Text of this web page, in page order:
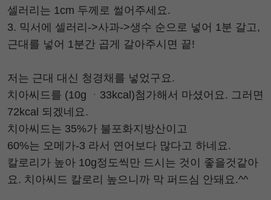
셀러리는 1cm 두께로 썰어주세요.
3. 믹서에 셀러리->사과->생수 순으로 넣어 1분 갈고,
근대를 넣어 1분간 곱게 갈아주시면 끝!
저는 근대 대신 청경채를 넣었구요.
치아씨드를 (10g ᆞ33kcal)첨가해서 마셨어요. 그러면
72kcal 되겠네요.
치아씨드는 35%가 불포화지방산이고
60%는 오메가-3 라서 연어보다 많다고 하네요.
칼로리가 높아 10g정도씩만 드시는 것이 좋을것같아
요. 치아씨드 칼로리 높으니까 막 퍼드심 안돼요.^^